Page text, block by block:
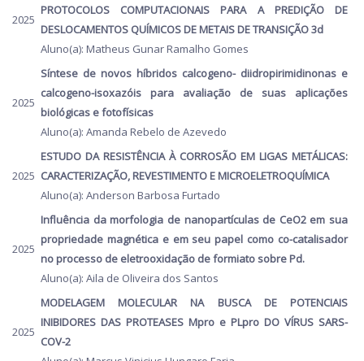
2025
PROTOCOLOS COMPUTACIONAIS PARA A PREDIÇÃO DE
DESLOCAMENTOS QUÍMICOS DE METAIS DE TRANSIÇÃO 3d
Aluno(a): Matheus Gunar Ramalho Gomes
2025
Síntese de novos híbridos calcogeno- diidropirimidinonas e
calcogeno-isoxazóis para avaliação de suas aplicações
biológicas e fotofísicas
Aluno(a): Amanda Rebelo de Azevedo
2025
ESTUDO DA RESISTÊNCIA À CORROSÃO EM LIGAS METÁLICAS:
CARACTERIZAÇÃO, REVESTIMENTO E MICROELETROQUÍMICA
Aluno(a): Anderson Barbosa Furtado
2025
Influência da morfologia de nanopartículas de CeO2 em sua
propriedade magnética e em seu papel como co-catalisador
no processo de eletrooxidação de formiato sobre Pd.
Aluno(a): Aila de Oliveira dos Santos
2025
MODELAGEM MOLECULAR NA BUSCA DE POTENCIAIS
INIBIDORES DAS PROTEASES Mpro e PLpro DO VÍRUS SARS-
COV-2